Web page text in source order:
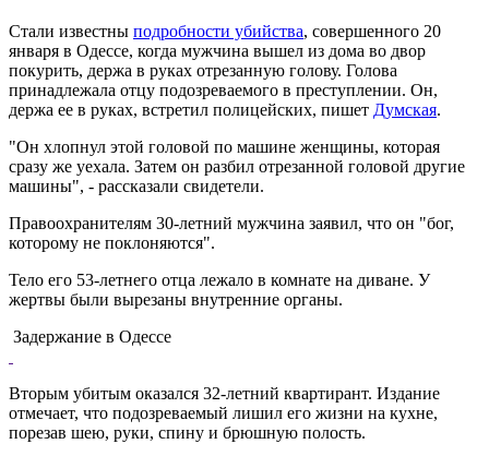
Стали известны подробности убийства, совершенного 20
января в Одессе, когда мужчина вышел из дома во двор
покурить, держа в руках отрезанную голову. Голова
принадлежала отцу подозреваемого в преступлении. Он,
держа ее в руках, встретил полицейских, пишет Думская.
"Он хлопнул этой головой по машине женщины, которая
сразу же уехала. Затем он разбил отрезанной головой другие
машины", - рассказали свидетели.
Правоохранителям 30-летний мужчина заявил, что он "бог,
которому не поклоняются".
Тело его 53-летнего отца лежало в комнате на диване. У
жертвы были вырезаны внутренние органы.
Задержание в Одессе
Вторым убитым оказался 32-летний квартирант. Издание
отмечает, что подозреваемый лишил его жизни на кухне,
порезав шею, руки, спину и брюшную полость.